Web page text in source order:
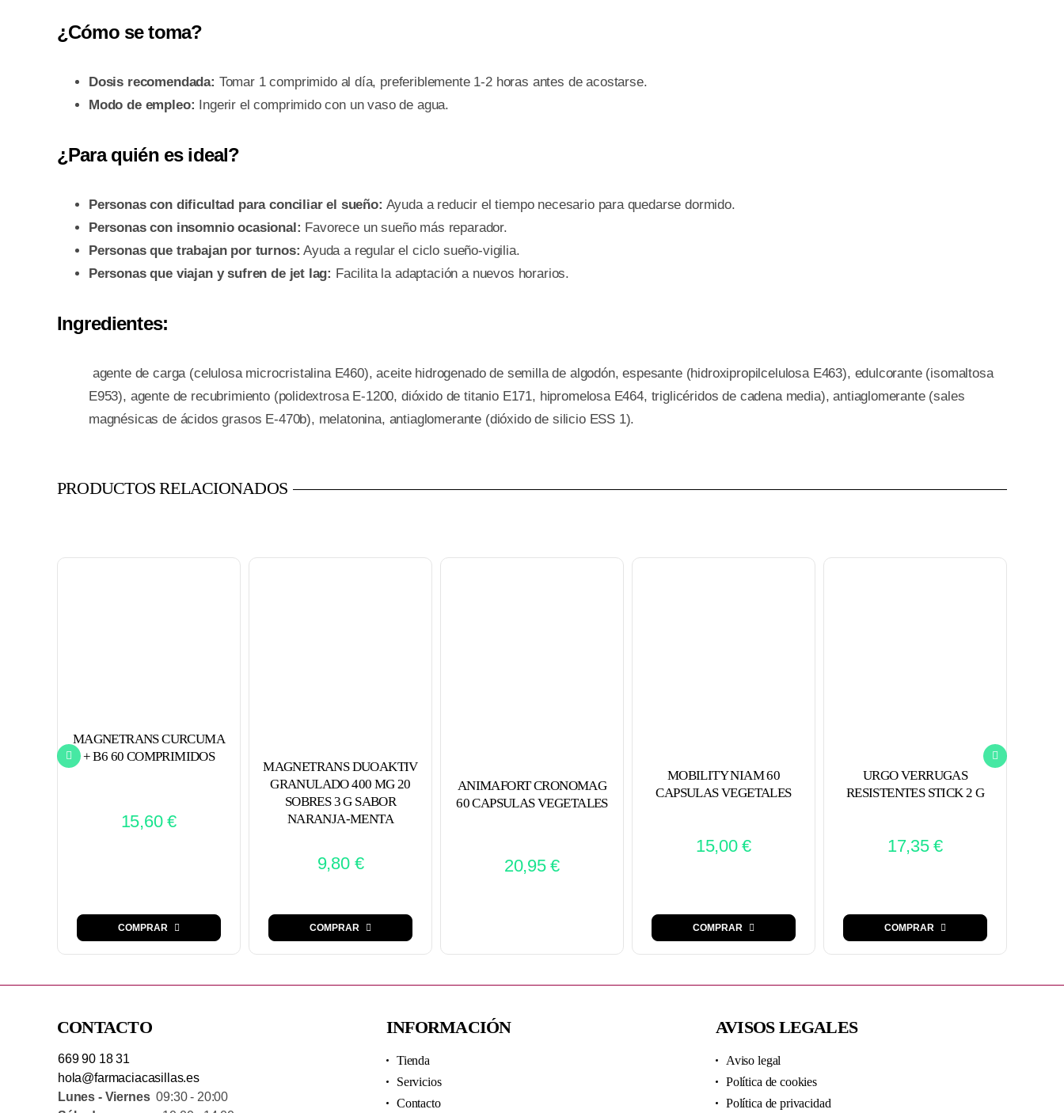
¿Cómo se toma?
Dosis recomendada: Tomar 1 comprimido al día, preferiblemente 1-2 horas antes de acostarse.
Modo de empleo: Ingerir el comprimido con un vaso de agua.
¿Para quién es ideal?
Personas con dificultad para conciliar el sueño: Ayuda a reducir el tiempo necesario para quedarse dormido.
Personas con insomnio ocasional: Favorece un sueño más reparador.
Personas que trabajan por turnos: Ayuda a regular el ciclo sueño-vigilia.
Personas que viajan y sufren de jet lag: Facilita la adaptación a nuevos horarios.
Ingredientes:
agente de carga (celulosa microcristalina E460), aceite hidrogenado de semilla de algodón, espesante (hidroxipropilcelulosa E463), edulcorante (isomaltosa
E953), agente de recubrimiento (polidextrosa E-1200, dióxido de titanio E171, hipromelosa E464, triglicéridos de cadena media), antiaglomerante (sales
magnésicas de ácidos grasos E-470b), melatonina, antiaglomerante (dióxido de silicio ESS 1).
PRODUCTOS RELACIONADOS
MAGNETRANS CURCUMA
+ B6 60 COMPRIMIDOS
15,60€
COMPRAR
MAGNETRANS DUOAKTIV
GRANULADO 400 MG 20
SOBRES 3 G SABOR
NARANJA-MENTA
9,80 €
COMPRAR
ANIMAFORT CRONOMAG
60 CAPSULAS VEGETALES
20,95€
MOBILITY NIAM 60
CAPSULAS VEGETALES
15,00€
COMPRAR
URGO VERRUGAS
RESISTENTES STICK 2 G
17,35€
COMPRAR
CONTACTO
669 90 18 31
hola@farmaciacasillas.es
Lunes - Viernes09:30 - 20:00
INFORMACIÓN
Tienda
Servicios
Contacto
AVISOS LEGALES
Aviso legal
Política de cookies
Política de privacidad